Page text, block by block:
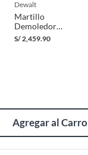
dewalt
Martillo
Demoledor
Eléctrico Dewalt
SDS MAX 1600W +
S/ 2,459.90
Agregar al Carro